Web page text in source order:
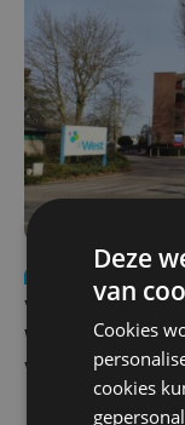
Vier Oostendse
West, dat ook
verwelkomt
Deze
van
Cookies
cookies